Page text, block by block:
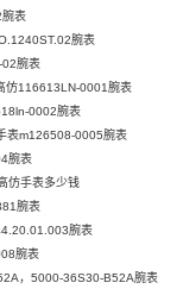
腕表
腕表
02腕表
仿116613LN-0001腕表
0002腕表
表m126508-0005腕表
腕表
仿手表多少钱
腕表
腕表
腕表
，5000-36S30-B52A腕表